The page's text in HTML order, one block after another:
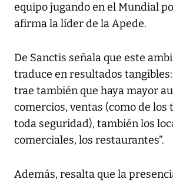
equipo jugando en el Mundial
afirma la líder de la Apede.
De Sanctis señala que este
traduce en resultados tangibles:
trae también que haya mayor
comercios, ventas (como de los
toda seguridad), también los
comerciales, los restaurantes”.
Además, resalta que la